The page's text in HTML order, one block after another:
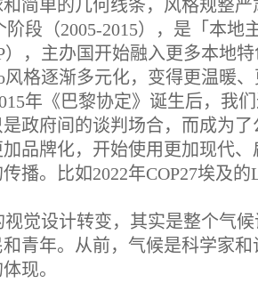
简单的几何线条，风格规整严
阶段（2005-2015），是「本地
），主办国开始融入更多本地
风格逐渐多元化，变得更温暖、
年《巴黎协定》诞生后，我
政府间的谈判场合，而成为
加品牌化，开始使用更加现代
播。比如2022年COP27埃及
视觉设计转变，其实是整个气
和青年。从前，气候是科学家
现。